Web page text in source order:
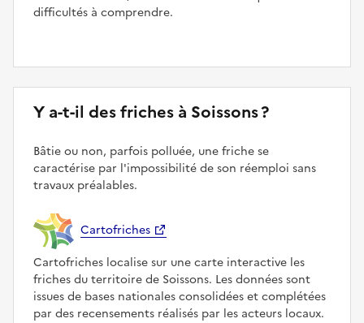
difficultés à comprendre.
Y a-t-il des friches à Soissons ?
Bâtie ou non, parfois polluée, une friche se
caractérise par l'impossibilité de son réemploi sans
travaux préalables.
Cartofriches
Cartofriches localise sur une carte interactive les
friches du territoire de Soissons. Les données sont
issues de bases nationales consolidées et complétées
par des recensements réalisés par les acteurs locaux.